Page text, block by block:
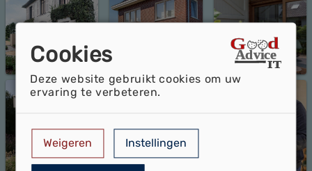
Cookies
Deze website gebruikt cookies om uw
ervaring te verbeteren.
Weigeren Instellingen